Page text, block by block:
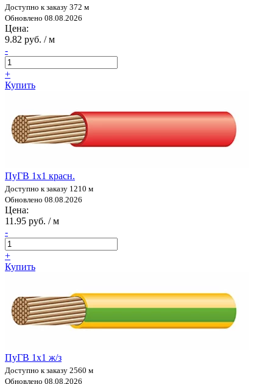
Доступно к заказу 372 м
Обновлено 08.08.2026
Цена:
9.82 руб. / м
-
+
Купить
ПуГВ 1х1 красн.
Доступно к заказу 1210 м
Обновлено 08.08.2026
Цена:
11.95 руб. / м
-
+
Купить
ПуГВ 1х1 ж/з
Доступно к заказу 2560 м
Обновлено 08.08.2026